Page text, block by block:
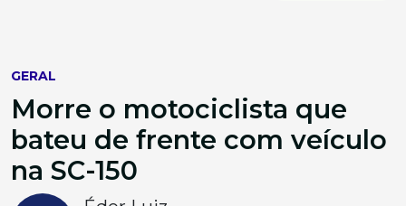
GERAL
Morre o motociclista que
bateu de frente com veículo
na SC-150